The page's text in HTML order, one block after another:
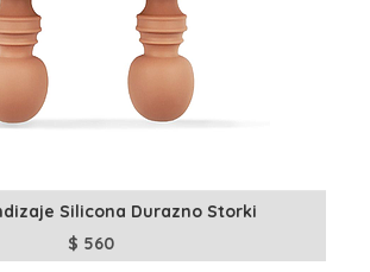
Silicona Durazno Storki
$ 560